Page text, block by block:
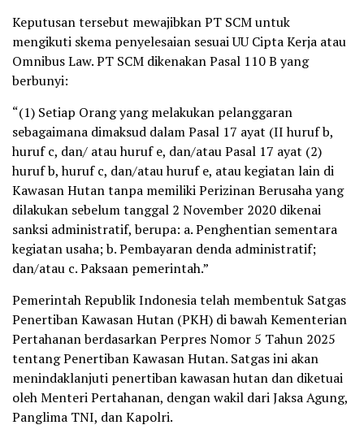
Keputusan tersebut mewajibkan PT SCM untuk
mengikuti skema penyelesaian sesuai UU Cipta Kerja atau
Omnibus Law. PT SCM dikenakan Pasal 110 B yang
berbunyi:
“(1) Setiap Orang yang melakukan pelanggaran
sebagaimana dimaksud dalam Pasal 17 ayat (II huruf b,
huruf c, dan/ atau huruf e, dan/atau Pasal 17 ayat (2)
huruf b, huruf c, dan/atau huruf e, atau kegiatan lain di
Kawasan Hutan tanpa memiliki Perizinan Berusaha yang
dilakukan sebelum tanggal 2 November 2020 dikenai
sanksi administratif, berupa: a. Penghentian sementara
kegiatan usaha; b. Pembayaran denda administratif;
dan/atau c. Paksaan pemerintah.”
Pemerintah Republik Indonesia telah membentuk Satgas
Penertiban Kawasan Hutan (PKH) di bawah Kementerian
Pertahanan berdasarkan Perpres Nomor 5 Tahun 2025
tentang Penertiban Kawasan Hutan. Satgas ini akan
menindaklanjuti penertiban kawasan hutan dan diketuai
oleh Menteri Pertahanan, dengan wakil dari Jaksa Agung,
Panglima TNI, dan Kapolri.